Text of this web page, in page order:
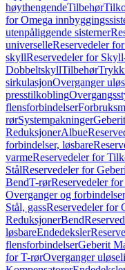
høythengendeTilbehør
for Omega
utenpåliggende sisterner
universelleReservedeler
skyllReservedeler for
DobbeltskyllTilbehør
sirkulasjonOverganger
presstilkobling
flensforbindelser
rørSystempakninger
ReduksjonerAlbue
forbindelser, løsbare
varmeReservedeler for
StålReservedeler for
BendT-rørReservedeler
Overganger og
Stål, gassReservedeler for
ReduksjonerBend
løsbareEndedeksler
flensforbindelserGeberit
for T-rørOverganger